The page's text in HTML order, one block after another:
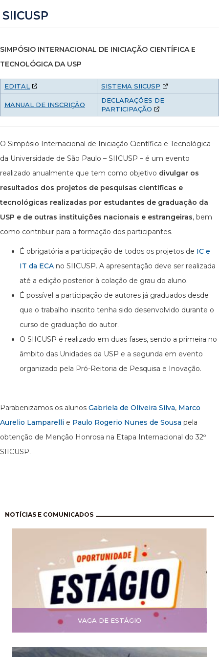
SIICUSP
SIMPÓSIO INTERNACIONAL DE INICIAÇÃO CIENTÍFICA E
TECNOLÓGICA DA USP
EDITAL SISTEMA SIICUSP
MANUAL DE INSCRIÇÂO
DECLARAÇÕES DE
PARTICIPAÇÃO
O Simpósio Internacional de Iniciação Científica e Tecnológica
da Universidade de São Paulo – SIICUSP – é um evento
realizado anualmente que tem como objetivo divulgar os
resultados dos projetos de pesquisas científicas e
tecnológicas realizadas por estudantes de graduação da
USP e de outras instituições nacionais e estrangeiras, bem
como contribuir para a formação dos participantes.
É obrigatória a participação de todos os projetos de IC e
IT da ECA no SIICUSP. A apresentação deve ser realizada
até a edição posterior à colação de grau do aluno.
É possível a participação de autores já graduados desde
que o trabalho inscrito tenha sido desenvolvido durante o
curso de graduação do autor.
O SIICUSP é realizado em duas fases, sendo a primeira no
âmbito das Unidades da USP e a segunda em evento
organizado pela Pró-Reitoria de Pesquisa e Inovação.
Parabenizamos os alunos Gabriela de Oliveira Silva, Marco
Aurelio Lamparelli e Paulo Rogerio Nunes de Sousa pela
obtenção de Menção Honrosa na Etapa Internacional do 32º
SIICUSP.
NOTÍCIAS E COMUNICADOS
VAGA DE ESTÁGIO
Paginação